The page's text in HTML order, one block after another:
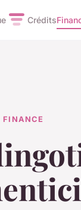
Crédits
FINANCE